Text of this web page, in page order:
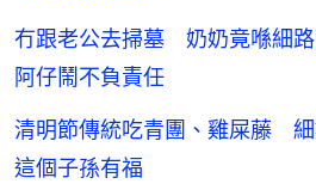
冇跟老公去掃墓 奶奶竟喺細
阿仔鬧不負責任
清明節傳統吃青團、雞屎藤
這個子孫有福